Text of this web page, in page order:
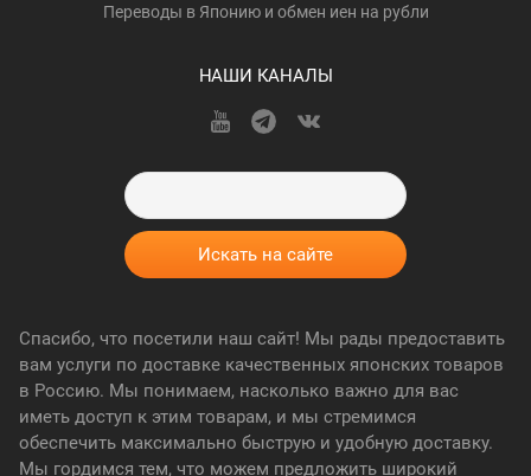
Переводы в Японию и обмен иен на рубли
НАШИ КАНАЛЫ
Спасибо, что посетили наш сайт! Мы рады предоставить
вам услуги по доставке качественных японских товаров
в Россию. Мы понимаем, насколько важно для вас
иметь доступ к этим товарам, и мы стремимся
обеспечить максимально быструю и удобную доставку.
Мы гордимся тем, что можем предложить широкий